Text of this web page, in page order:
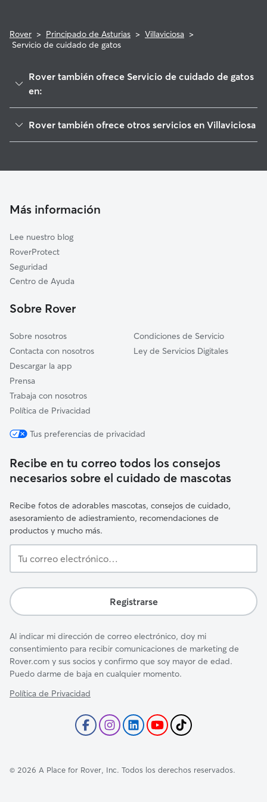
Rover > Principado de Asturias > Villaviciosa >
Servicio de cuidado de gatos
Rover también ofrece Servicio de cuidado de gatos
en:
Piloña
Gijón
Siero
Parres
Noreña
Laviana
Rover también ofrece otros servicios en Villaviciosa
Cuidado de mascota en Villaviciosa
Más información
Lee nuestro blog
RoverProtect
Seguridad
Centro de Ayuda
Sobre Rover
Sobre nosotros
Contacta con nosotros
Descargar la app
Prensa
Trabaja con nosotros
Política de Privacidad
Condiciones de Servicio
Ley de Servicios Digitales
Tus preferencias de privacidad
Recibe en tu correo todos los consejos
necesarios sobre el cuidado de mascotas
Recibe fotos de adorables mascotas, consejos de cuidado,
asesoramiento de adiestramiento, recomendaciones de
productos y mucho más.
correo
Registrarse
Al indicar mi dirección de correo electrónico, doy mi
consentimiento para recibir comunicaciones de marketing de
Rover.com y sus socios y confirmo que soy mayor de edad.
Puedo darme de baja en cualquier momento.
Política de Privacidad
© 2026 A Place for Rover, Inc. Todos los derechos reservados.